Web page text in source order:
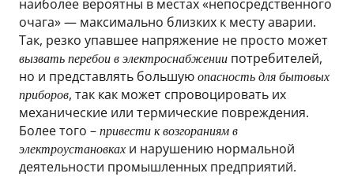
наиболее вероятны в местах «непосредственного
очага» — максимально близких к месту аварии.
Так, резко упавшее напряжение не просто может
вызвать перебои в электроснабжении потребителей,
но и представлять большую опасность для бытовых
приборов, так как может спровоцировать их
механические или термические повреждения.
Более того – привести к возгораниям в
электроустановках и нарушению нормальной
деятельности промышленных предприятий.